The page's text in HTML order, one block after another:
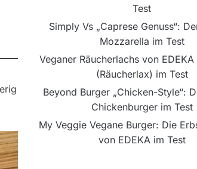
Test
Simply Vs „Caprese Genuss“:
Mozzarella im Test
Veganer Räucherlachs von
(Räucherlax) im Test
Beyond Burger „Chicken-Style“:
Chickenburger im Test
My Veggie Vegane Burger: Die
von EDEKA im Test